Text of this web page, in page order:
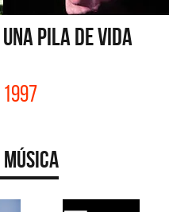
UNA PILA DE VIDA
1997